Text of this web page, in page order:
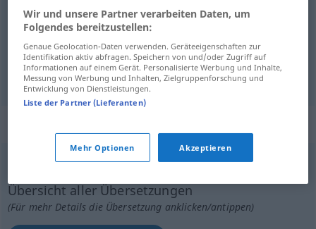
erleichtern,fördern aiutare
[ajuˈtaːre]v/pr
Übersicht aller Übersetzungen
(Für mehr Details die Übersetzung anklicken/antippen)
Wir und unsere Partner verarbeiten Daten, um
Folgendes bereitzustellen:
Genaue Geolocation-Daten verwenden. Geräteeigenschaften zur
Identifikation aktiv abfragen. Speichern von und/oder Zugriff auf
Informationen auf einem Gerät. Personalisierte Werbung und Inhalte,
Messung von Werbung und Inhalten, Zielgruppenforschung und
Entwicklung von Dienstleistungen.
Liste der Partner (Lieferanten)
Mehr Optionen Akzeptieren